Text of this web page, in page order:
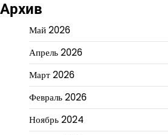
Архив
Май 2026
Апрель 2026
Март 2026
Февраль 2026
Ноябрь 2024